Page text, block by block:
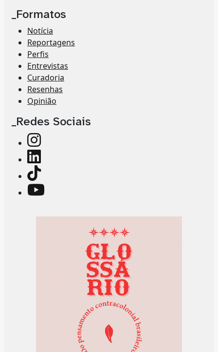
_Formatos
Notícia
Reportagens
Perfis
Entrevistas
Curadoria
Resenhas
Opinião
_Redes Sociais